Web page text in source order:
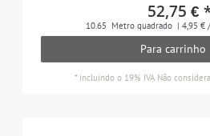
52,75 €
10.65 Metro quadrado | 4,95 €
Para carrinho
* incluindo o 19% IVA Não